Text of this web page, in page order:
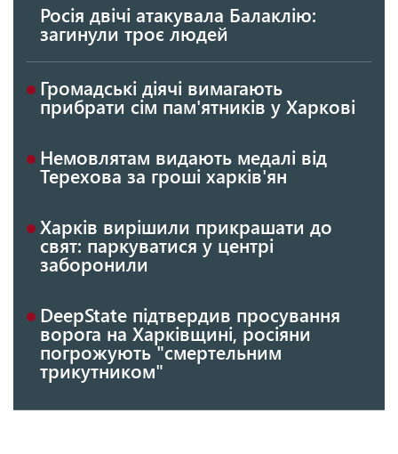
Росія двічі атакувала Балаклію:
загинули троє людей
Громадські діячі вимагають
прибрати сім пам'ятників у Харкові
Немовлятам видають медалі від
Терехова за гроші харків'ян
Харків вирішили прикрашати до
свят: паркуватися у центрі
заборонили
DeepState підтвердив просування
ворога на Харківщині, росіяни
погрожують "смертельним
трикутником"